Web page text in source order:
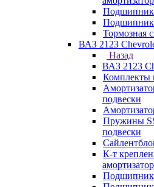
Подшипник
Тормозная
ВАЗ 2123
Назад
ВАЗ 2123
Комплекты
подвески
Пружины
подвески
К-т